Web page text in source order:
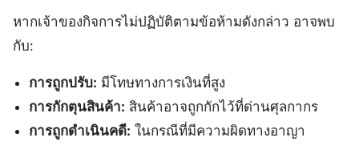
หากเจ้าของกิจการไม่ปฏิบัติตามข้อห้ามดังกล่าว อาจพบ
กับ:
การถูกปรับ: มีโทษทางการเงินที่สูง
การกักตุนสินค้า: สินค้าอาจถูกกักไว้ที่ด่านศุลกากร
การถูกดำเนินคดี: ในกรณีที่มีความผิดทางอาญา